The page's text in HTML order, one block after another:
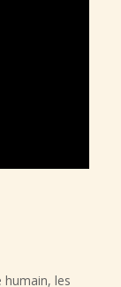
humain, les